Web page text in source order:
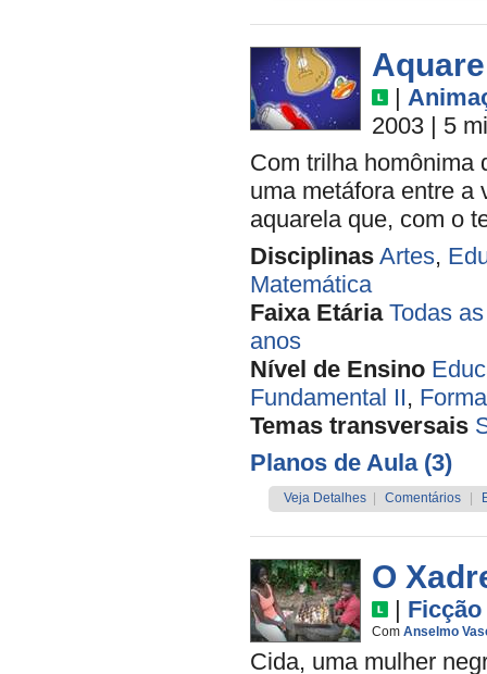
|
2003 | 5
Com trilha homônima
uma metáfora entre a
aquarela que, com o
Disciplinas Artes,
Matemática
Faixa Etária Todas
anos
Nível de Ensino
Fundamental II,
Temas transversais
Planos de Aula (3)
Veja Detalhes Comentários
O
| Ficção
Com Anselmo
Cida, uma mulher